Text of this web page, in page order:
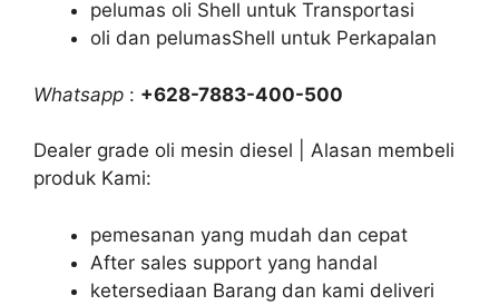
pelumas oli Shell untuk Transportasi
oli dan pelumasShell untuk Perkapalan
Whatsapp : +628-7883-400-500
Dealer grade oli mesin diesel | Alasan membeli
produk Kami:
pemesanan yang mudah dan cepat
After sales support yang handal
ketersediaan Barang dan kami deliveri